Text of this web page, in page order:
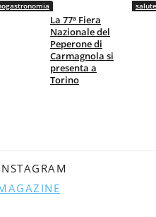
La 77ª Fiera
Nazionale del
Peperone di
Carmagnola si
presenta a
Torino